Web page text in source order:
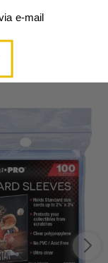
price
is:
e-mail